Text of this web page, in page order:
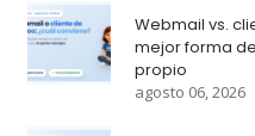
Webmail vs.
mejor forma
propio
agosto 06, 2026